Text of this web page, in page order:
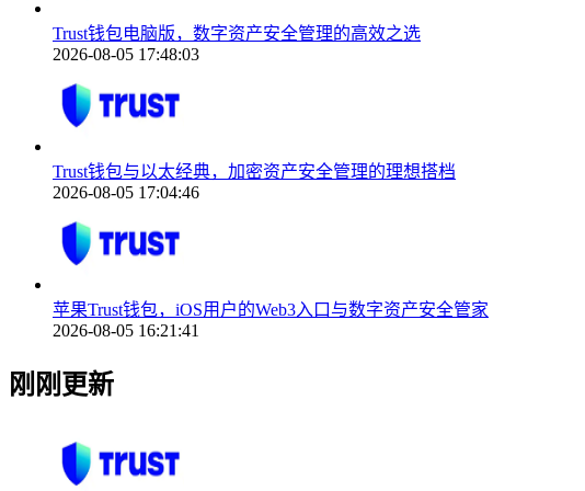
Trust钱包电脑版，数字资产安全管理的高效之选
2026-08-05 17:48:03
Trust钱包与以太经典，加密资产安全管理的理想搭档
2026-08-05 17:04:46
苹果Trust钱包，iOS用户的Web3入口与数字资产安全管家
2026-08-05 16:21:41
刚刚更新